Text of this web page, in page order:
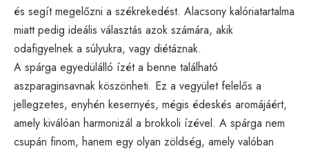
és segít megelőzni a székrekedést. Alacsony kalóriatartalma
miatt pedig ideális választás azok számára, akik
odafigyelnek a súlyukra, vagy diétáznak.
A spárga egyedülálló ízét a benne található
aszparaginsavnak köszönheti. Ez a vegyület felelős a
jellegzetes, enyhén kesernyés, mégis édeskés aromájáért,
amely kiválóan harmonizál a brokkoli ízével. A spárga nem
csupán finom, hanem egy olyan zöldség, amely valóban